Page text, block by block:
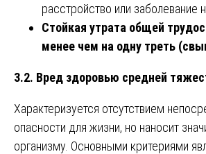
расстройство или заболевание
Стойкая утрата общей
менее чем на одну треть
3.2. Вред здоровью средней
Характеризуется отсутствием
опасности для жизни, но наносит
организму. Основными критериями